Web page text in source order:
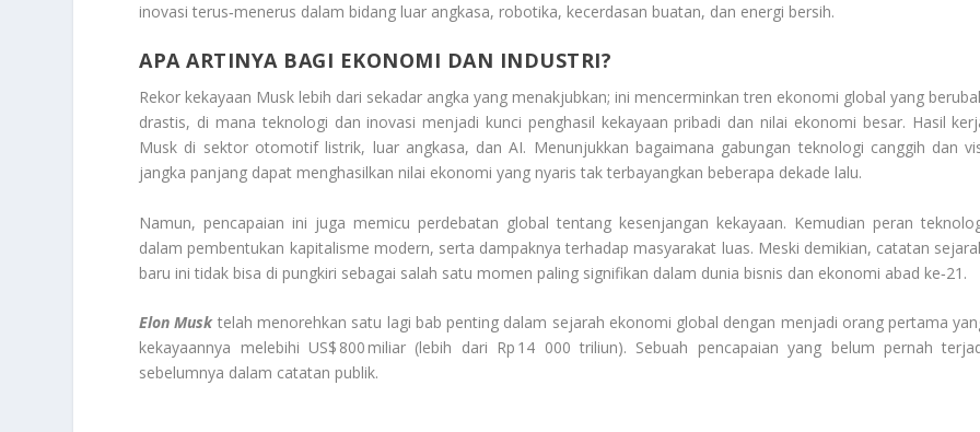
inovasi terus‑menerus dalam bidang luar angkasa, robotika, kecerdasan buatan, dan energi bersih.
APA ARTINYA BAGI EKONOMI DAN INDUSTRI?
Rekor kekayaan Musk lebih dari sekadar angka yang menakjubkan; ini mencerminkan tren ekonomi global yang
drastis, di mana teknologi dan inovasi menjadi kunci penghasil kekayaan pribadi dan nilai ekonomi besar. Hasil
Musk di sektor otomotif listrik, luar angkasa, dan AI. Menunjukkan bagaimana gabungan teknologi canggih dan
jangka panjang dapat menghasilkan nilai ekonomi yang nyaris tak terbayangkan beberapa dekade lalu.
Namun, pencapaian ini juga memicu perdebatan global tentang kesenjangan kekayaan. Kemudian peran
dalam pembentukan kapitalisme modern, serta dampaknya terhadap masyarakat luas. Meski demikian, catatan
baru ini tidak bisa di pungkiri sebagai salah satu momen paling signifikan dalam dunia bisnis dan ekonomi abad ke‑21.
Elon Musktelah menorehkan satu lagi bab penting dalam sejarah ekonomi global dengan menjadi orang pertama
kekayaannya melebihi US$ 800 miliar (lebih dari Rp 14 000 triliun). Sebuah pencapaian yang belum pernah
sebelumnya dalam catatan publik.